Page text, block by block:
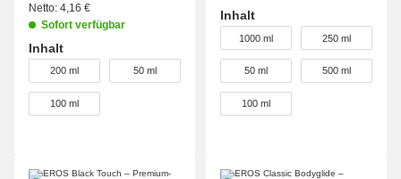
Netto: 4,16 €
Sofort verfügbar
Inhalt
wählen
200 ml 50 ml
100 ml
Inhalt
wählen
1000 ml 250 ml
50 ml 500 ml
100 ml